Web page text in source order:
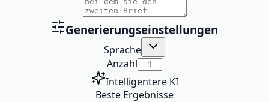
Generierungseinstellungen
Sprache
Anzahl
Intelligentere KI
Beste Ergebnisse